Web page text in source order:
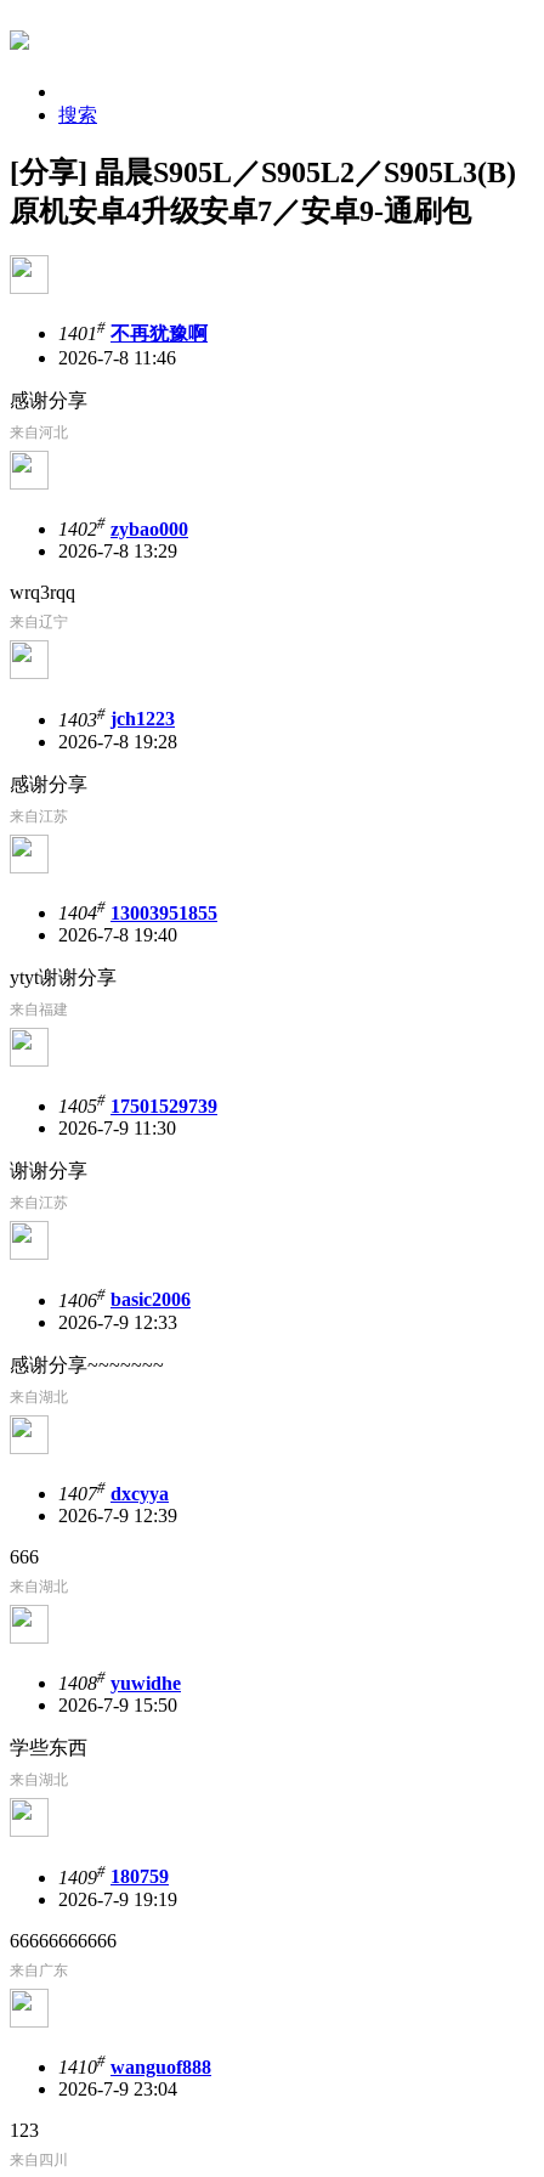
搜索
[分享] 晶晨S905L／S905L2／S905L3(B)
原机安卓4升级安卓7／安卓9-通刷包
1401# 不再犹豫啊
2026-7-8 11:46
感谢分享
来自河北
1402# zybao000
2026-7-8 13:29
wrq3rqq
来自辽宁
1403# jch1223
2026-7-8 19:28
感谢分享
来自江苏
1404# 13003951855
2026-7-8 19:40
ytyt谢谢分享
来自福建
1405# 17501529739
2026-7-9 11:30
谢谢分享
来自江苏
1406# basic2006
2026-7-9 12:33
感谢分享~~~~~~~
来自湖北
1407# dxcyya
2026-7-9 12:39
666
来自湖北
1408# yuwidhe
2026-7-9 15:50
学些东西
来自湖北
1409# 180759
2026-7-9 19:19
66666666666
来自广东
1410# wanguof888
2026-7-9 23:04
123
来自四川